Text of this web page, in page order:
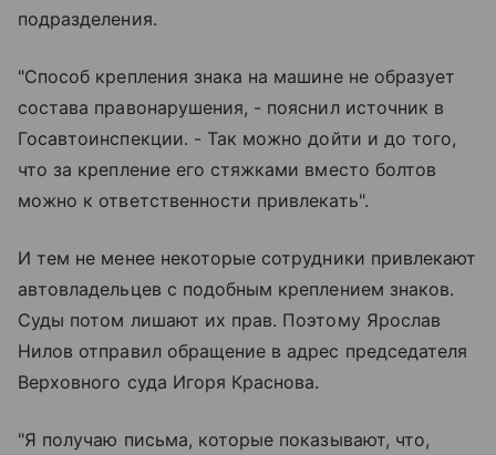
подразделения.
"Способ крепления знака на машине не образует
состава правонарушения, - пояснил источник в
Госавтоинспекции. - Так можно дойти и до того,
что за крепление его стяжками вместо болтов
можно к ответственности привлекать".
И тем не менее некоторые сотрудники привлекают
автовладельцев с подобным креплением знаков.
Суды потом лишают их прав. Поэтому Ярослав
Нилов отправил обращение в адрес председателя
Верховного суда Игоря Краснова.
"Я получаю письма, которые показывают, что,